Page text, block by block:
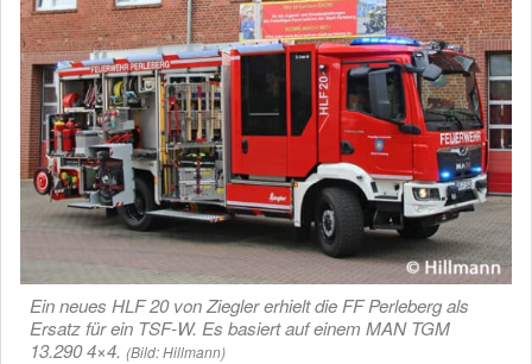
Ein neues HLF 20 von Ziegler erhielt die FF Perleberg als
Ersatz für ein TSF-W. Es basiert auf einem MAN TGM
13.290 4×4. (Bild: Hillmann)